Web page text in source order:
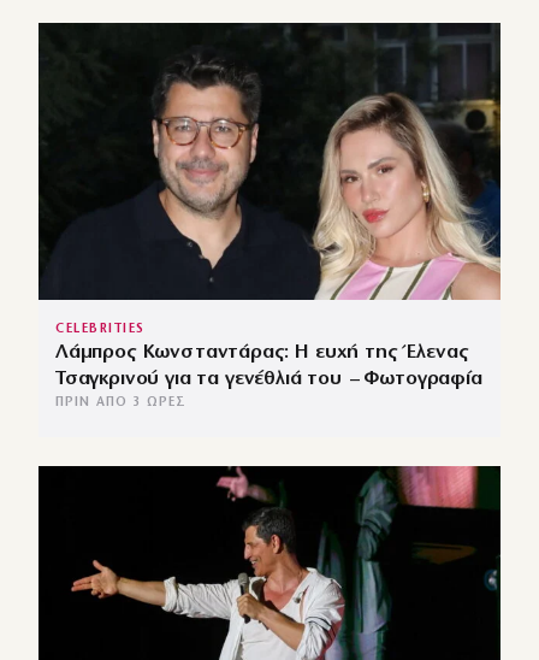
CELEBRITIES
Λάμπρος Κωνσταντάρας: Η ευχή της Έλενας
Τσαγκρινού για τα γενέθλιά του – Φωτογραφία
ΠΡΙΝ ΑΠΌ 3 ΏΡΕΣ